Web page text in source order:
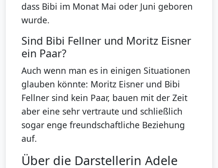
dass Bibi im Monat Mai oder Juni geboren
wurde.
Sind Bibi Fellner und Moritz Eisner
ein Paar?
Auch wenn man es in einigen Situationen
glauben könnte: Moritz Eisner und Bibi
Fellner sind kein Paar, bauen mit der Zeit
aber eine sehr vertraute und schließlich
sogar enge freundschaftliche Beziehung
auf.
Über die Darstellerin Adele